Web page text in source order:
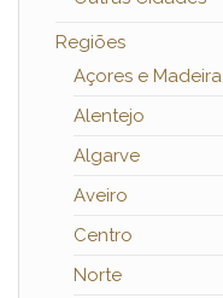
Regiões
Açores e Madeira
Alentejo
Algarve
Aveiro
Centro
Norte